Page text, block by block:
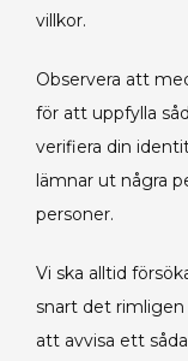
villkor.
Observera att
för att uppfylla
verifiera din
lämnar ut några
personer.
Vi ska alltid
snart det
att avvisa ett